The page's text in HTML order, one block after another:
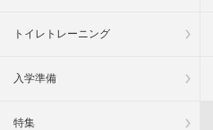
トイレトレーニング
入学準備
特集